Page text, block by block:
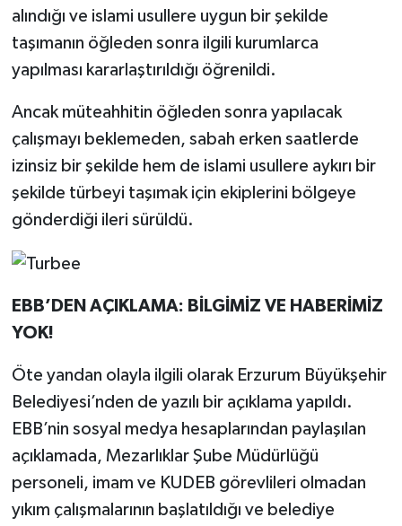
alındığı ve islami usullere uygun bir şekilde
taşımanın öğleden sonra ilgili kurumlarca
yapılması kararlaştırıldığı öğrenildi.
Ancak müteahhitin öğleden sonra yapılacak
çalışmayı beklemeden, sabah erken saatlerde
izinsiz bir şekilde hem de islami usullere aykırı bir
şekilde türbeyi taşımak için ekiplerini bölgeye
gönderdiği ileri sürüldü.
EBB’DEN AÇIKLAMA: BİLGİMİZ VE HABERİMİZ
YOK!
Öte yandan olayla ilgili olarak Erzurum Büyükşehir
Belediyesi’nden de yazılı bir açıklama yapıldı.
EBB’nin sosyal medya hesaplarından paylaşılan
açıklamada, Mezarlıklar Şube Müdürlüğü
personeli, imam ve KUDEB görevlileri olmadan
yıkım çalışmalarının başlatıldığı ve belediye